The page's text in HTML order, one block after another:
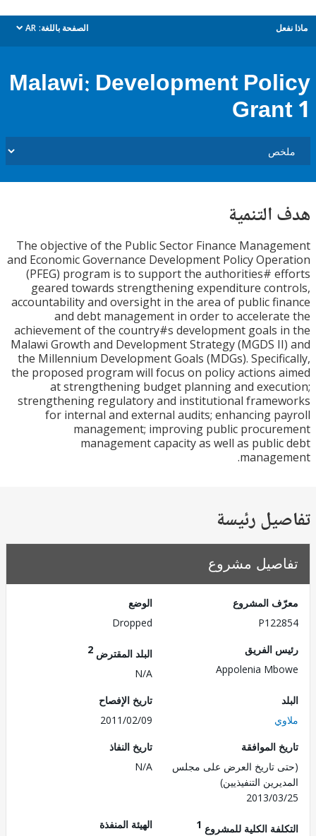
الصفحة باللغة: AR
dropdown
Malawi: Development
The objective of the Public Sector Finance
and Economic Governance Development Policy
(PFEG) program is to support the authorities#
geared towards strengthening expenditure
accountability and oversight in the area of public
and debt management in order to
achievement of the country#s development goals
Malawi Growth and Development Strategy (MGDS
the Millennium Development Goals (MDGs).
the proposed program will focus on policy actions
at strengthening budget planning and
strengthening regulatory and institutional
for internal and external audits; enhancing
management; improving public
management capacity as well as
رئيسة
مشروع
المشروع
Dropped
الفريق
Appolenia
البلد المقترض
تاريخ الإفصاح
2011/02/09
الموافقة
تاريخ العرض على مجلس
التنفيذيين)
2013/
تاريخ النفاذ
N/A
الكلية للمشروع1
الهيئة المنفذة